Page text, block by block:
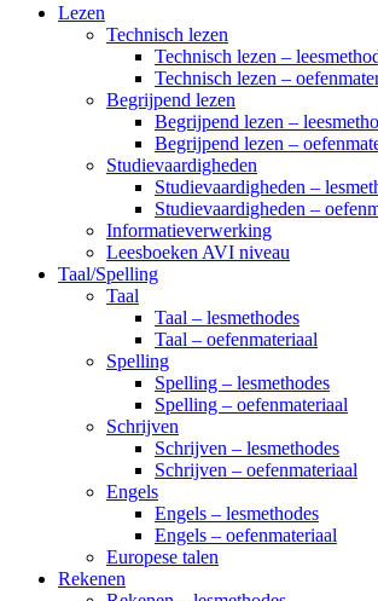
Lezen
Technisch lezen
Technisch lezen –
Technisch lezen –
Begrijpend lezen
Begrijpend lezen –
Begrijpend lezen –
Studievaardigheden
Studievaardigheden –
Studievaardigheden –
Informatieverwerking
Leesboeken AVI niveau
Taal/Spelling
Taal
Taal – lesmethodes
Taal – oefenmateriaal
Spelling
Spelling – lesmethodes
Spelling – oefenmateriaal
Schrijven
Schrijven – lesmethodes
Schrijven – oefenmateriaal
Engels
Engels – lesmethodes
Engels – oefenmateriaal
Europese talen
Rekenen